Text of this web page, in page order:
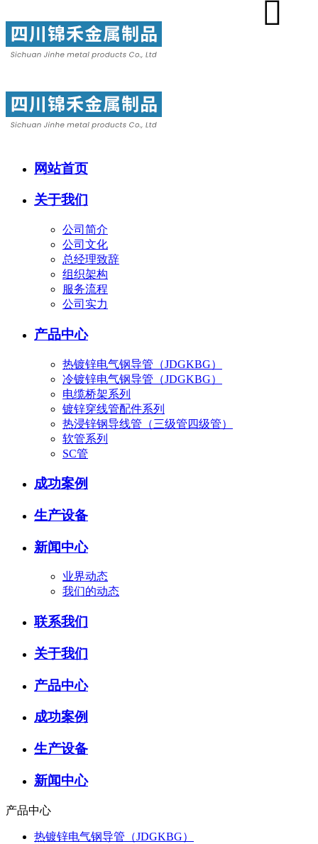
网站首页
关于我们
公司简介
公司文化
总经理致辞
组织架构
服务流程
公司实力
产品中心
热镀锌电气钢导管（JDGKBG）
冷镀锌电气钢导管（JDGKBG）
电缆桥架系列
镀锌穿线管配件系列
热浸锌钢导线管（三级管四级管）
软管系列
SC管
成功案例
生产设备
新闻中心
业界动态
我们的动态
联系我们
关于我们
产品中心
成功案例
生产设备
新闻中心
产品中心
热镀锌电气钢导管（JDGKBG）